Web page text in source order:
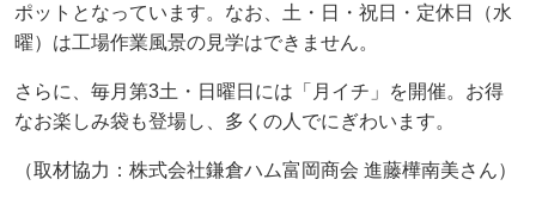
ポットとなっています。なお、土・日・祝日・定休日（水
曜）は工場作業風景の見学はできません。
さらに、毎月第3土・日曜日には「月イチ」を開催。お得
なお楽しみ袋も登場し、多くの人でにぎわいます。
（取材協力：株式会社鎌倉ハム富岡商会 進藤樺南美さん）